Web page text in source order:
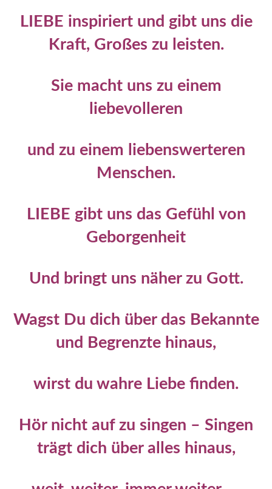
LIEBE inspiriert und gibt uns die
Kraft, Großes zu leisten.
Sie macht uns zu einem
liebevolleren
und zu einem liebenswerteren
Menschen.
LIEBE gibt uns das Gefühl von
Geborgenheit
Und bringt uns näher zu Gott.
Wagst Du dich über das Bekannte
und Begrenzte hinaus,
wirst du wahre Liebe finden.
Hör nicht auf zu singen – Singen
trägt dich über alles hinaus,